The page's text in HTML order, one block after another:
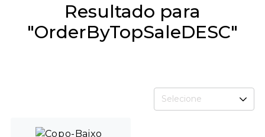
Resultado para
"OrderByTopSaleDESC"
Selecione